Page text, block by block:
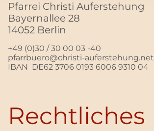
Pfarrei Christi Auferstehung
Bayernallee 28
14052 Berlin
+49 (0)30 / 30 00 03 -40
pfarrbuero@christi-auferstehung.net
IBAN DE62 3706 0193 6006 9310 04
Rechtliches